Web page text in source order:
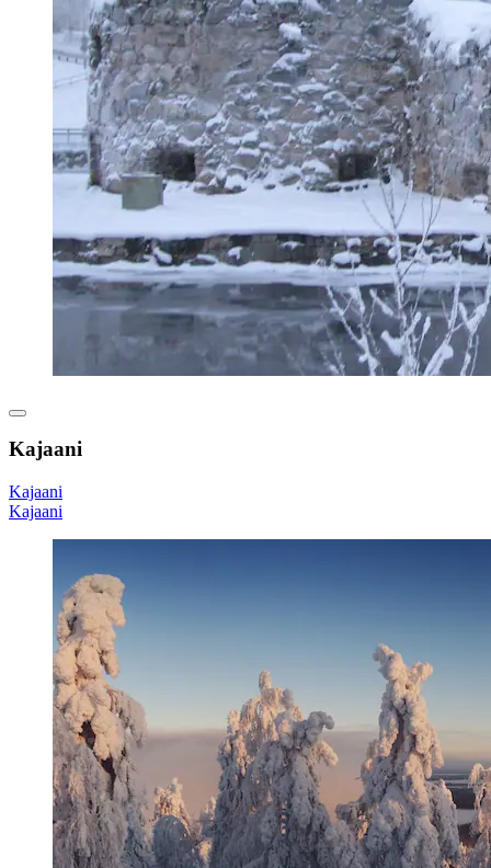
Kajaani
Kajaani
Kajaani